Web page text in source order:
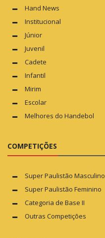
Hand News
Institucional
Júnior
Juvenil
Cadete
Infantil
Mirim
Escolar
Melhores do Handebol
COMPETIÇÕES
Super Paulistão Masculino
Super Paulistão Feminino
Categoria de Base II
Outras Competições